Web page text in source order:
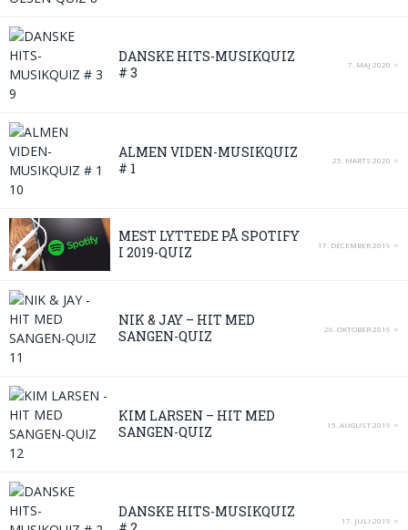
7. MAJ 2020
DANSKE HITS-MUSIKQUIZ
# 3
25. MARTS 2020
ALMEN VIDEN-MUSIKQUIZ
# 1
17. DECEMBER 2019
MEST LYTTEDE PÅ SPOTIFY
I 2019-QUIZ
26. OKTOBER 2019
NIK & JAY – HIT MED
SANGEN-QUIZ
15. AUGUST 2019
KIM LARSEN – HIT MED
SANGEN-QUIZ
17. JULI 2019
DANSKE HITS-MUSIKQUIZ